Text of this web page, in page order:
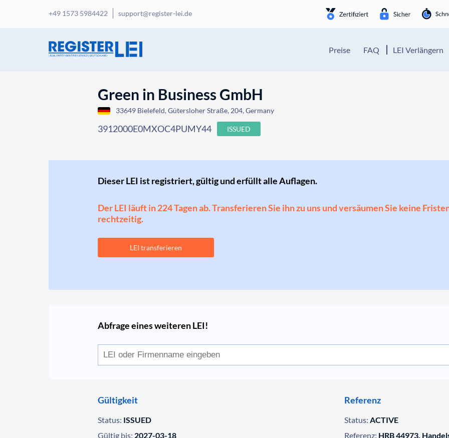
+49 1573 5984422 support@register-lei.de
Preise FAQ LEI Verlängern
Green in Business GmbH
33649 Bielefeld, Gütersloher Straße, 204, Germany
3912000E0MXOC4PUMY44 ISSUED
Dieser LEI ist registriert, gültig und erfüllt alle Auflagen.
Der LEI läuft in 224 Tagen ab. Transferieren Sie ihn zu uns und versäumen Sie keine
rechtzeitig.
LEI transferieren
Abfrage eines weiteren LEI!
Gültigkeit
Status: ISSUED
Gültig bis: 2027-03-18
Referenz
Status: ACTIVE
Referenz: HRB 44973,